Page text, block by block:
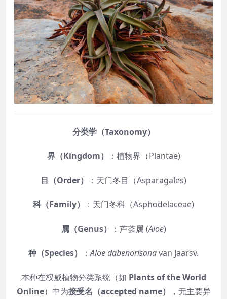
分类学（Taxonomy）
界（Kingdom） ：植物界（Plantae)
目（Order） ：天门冬目（Asparagales)
科（Family） ：天门冬科（Asphodelaceae)
属（Genus） ：芦荟属 (Aloe)
种（Species） ：Aloe dabenorisanavan Jaarsv.
本种在权威植物分类系统（如 Plants of the World
Online）中为接受名（accepted name）
，无主要异